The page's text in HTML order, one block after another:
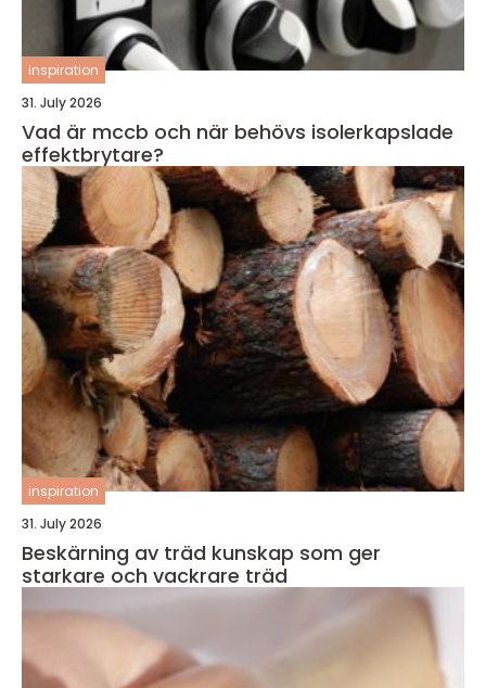
inspiration
31. July 2026
Vad är mccb och när behövs isolerkapslade
effektbrytare?
inspiration
31. July 2026
Beskärning av träd kunskap som ger
starkare och vackrare träd